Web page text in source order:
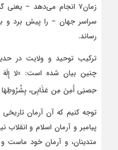
زمان۷ انجام می‌دهد –
سراسر جهان – را پیش برد و
رساند.
ترکیب توحید و ولایت در
چنین بیان شده است: «لا
حِصنِی أَمِنَ مِن عَذَابِی، بِشُرُوطِهَا
توجه کنیم که آن آرمان تاریخی
پیامبر و آرمان اسلام و
متدینان، و آرمان خود ماست